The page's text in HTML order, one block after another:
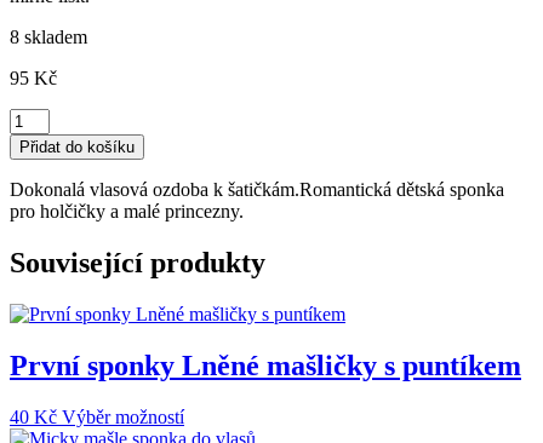
8 skladem
95 Kč
Dětská
sponka
do
vasů-
ruční
práce
červený
květ
Přidat do košíku
Dokonalá vlasová ozdoba k šatičkám.Romantická dětská sponka
pro holčičky a malé princezny.
Související produkty
První sponky Lněné mašličky s puntíkem
40 Kč Výběr možnostíTento
produkt